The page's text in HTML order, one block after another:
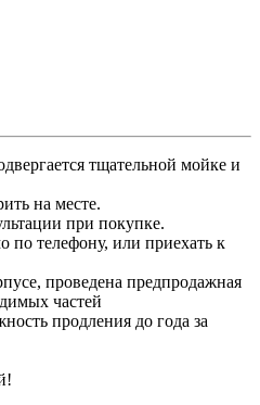
тщательной мойке и
на месте.
при покупке.
по телефону, или приехать к
проведена предпродажная
частей
продления до года за